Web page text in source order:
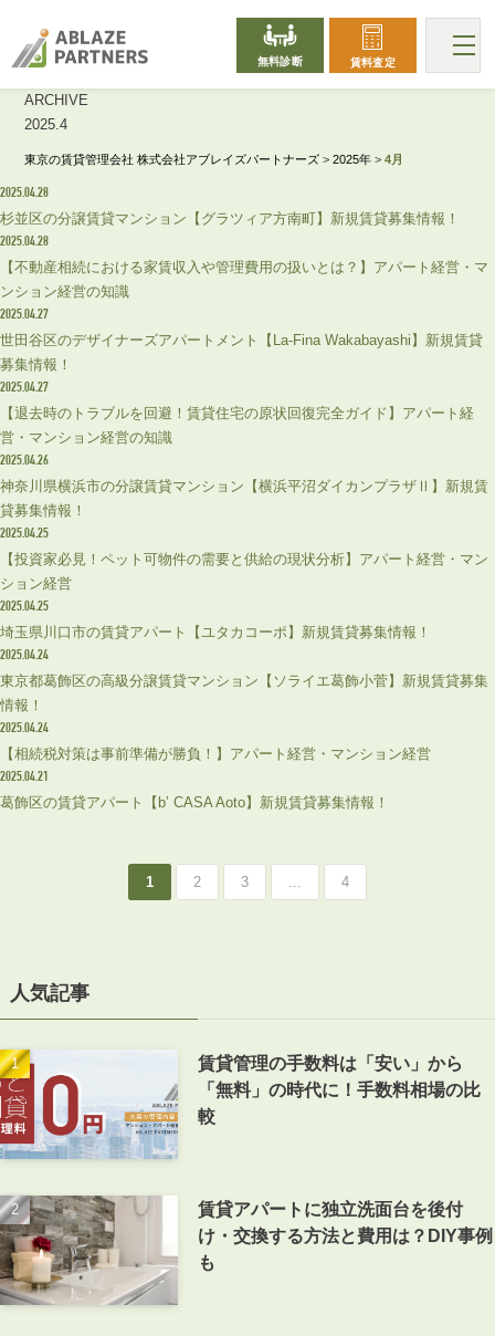
無料診断 賃料査定
ARCHIVE
2025.4
東京の賃貸管理会社 株式会社アブレイズパートナーズ >2025年 >4月
2025.04.28
杉並区の分譲賃貸マンション【グラツィア方南町】新規賃貸募集情報！
2025.04.28
【不動産相続における家賃収入や管理費用の扱いとは？】アパート経営・マ
ンション経営の知識
2025.04.27
世田谷区のデザイナーズアパートメント【La-Fina Wakabayashi】新規賃貸
募集情報！
2025.04.27
【退去時のトラブルを回避！賃貸住宅の原状回復完全ガイド】アパート経
営・マンション経営の知識
2025.04.26
神奈川県横浜市の分譲賃貸マンション【横浜平沼ダイカンプラザⅡ】新規賃
貸募集情報！
2025.04.25
【投資家必見！ペット可物件の需要と供給の現状分析】アパート経営・マン
ション経営
2025.04.25
埼玉県川口市の賃貸アパート【ユタカコーポ】新規賃貸募集情報！
2025.04.24
東京都葛飾区の高級分譲賃貸マンション【ソライエ葛飾小菅】新規賃貸募集
情報！
2025.04.24
【相続税対策は事前準備が勝負！】アパート経営・マンション経営
2025.04.21
葛飾区の賃貸アパート【b’ CASA Aoto】新規賃貸募集情報！
1 2 3 ... 4
人気記事
賃貸管理の手数料は「安い」から
「無料」の時代に！手数料相場の比
較
賃貸アパートに独立洗面台を後付
け・交換する方法と費用は？DIY事例
も